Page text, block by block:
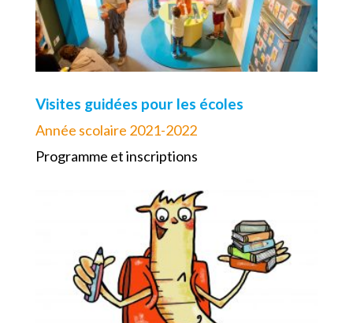
Visites guidées pour les écoles
Année scolaire 2021-2022
Programme et inscriptions